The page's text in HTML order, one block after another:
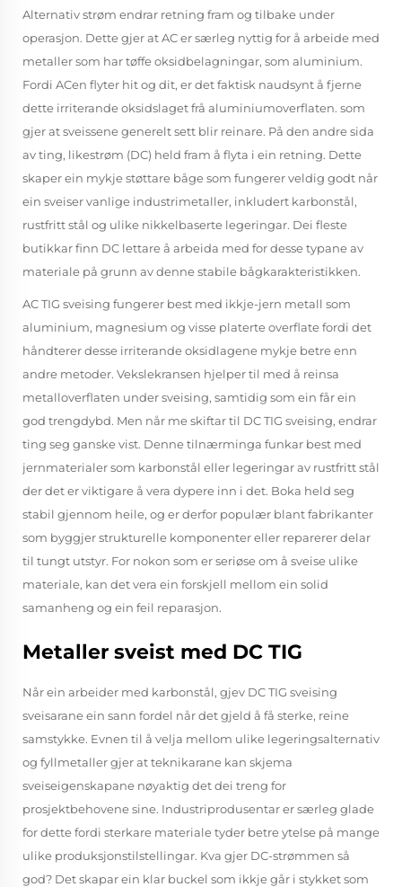
Alternativ strøm endrar retning fram og tilbake under
operasjon. Dette gjer at AC er særleg nyttig for å arbeide med
metaller som har tøffe oksidbelagningar, som aluminium.
Fordi ACen flyter hit og dit, er det faktisk naudsynt å fjerne
dette irriterande oksidslaget frå aluminiumoverflaten. som
gjer at sveissene generelt sett blir reinare. På den andre sida
av ting, likestrøm (DC) held fram å flyta i ein retning. Dette
skaper ein mykje støttare båge som fungerer veldig godt når
ein sveiser vanlige industrimetaller, inkludert karbonstål,
rustfritt stål og ulike nikkelbaserte legeringar. Dei fleste
butikkar finn DC lettare å arbeida med for desse typane av
materiale på grunn av denne stabile bågkarakteristikken.
AC TIG sveising fungerer best med ikkje-jern metall som
aluminium, magnesium og visse platerte overflate fordi det
håndterer desse irriterande oksidlagene mykje betre enn
andre metoder. Vekslekransen hjelper til med å reinsa
metalloverflaten under sveising, samtidig som ein får ein
god trengdybd. Men når me skiftar til DC TIG sveising, endrar
ting seg ganske vist. Denne tilnærminga funkar best med
jernmaterialer som karbonstål eller legeringar av rustfritt stål
der det er viktigare å vera dypere inn i det. Boka held seg
stabil gjennom heile, og er derfor populær blant fabrikanter
som byggjer strukturelle komponenter eller reparerer delar
til tungt utstyr. For nokon som er seriøse om å sveise ulike
materiale, kan det vera ein forskjell mellom ein solid
samanheng og ein feil reparasjon.
Metaller sveist med DC TIG
Når ein arbeider med karbonstål, gjev DC TIG sveising
sveisarane ein sann fordel når det gjeld å få sterke, reine
samstykke. Evnen til å velja mellom ulike legeringsalternativ
og fyllmetaller gjer at teknikarane kan skjema
sveiseigenskapane nøyaktig det dei treng for
prosjektbehovene sine. Industriprodusentar er særleg glade
for dette fordi sterkare materiale tyder betre ytelse på mange
ulike produksjonstilstellingar. Kva gjer DC-strømmen så
god? Det skapar ein klar buckel som ikkje går i stykket som